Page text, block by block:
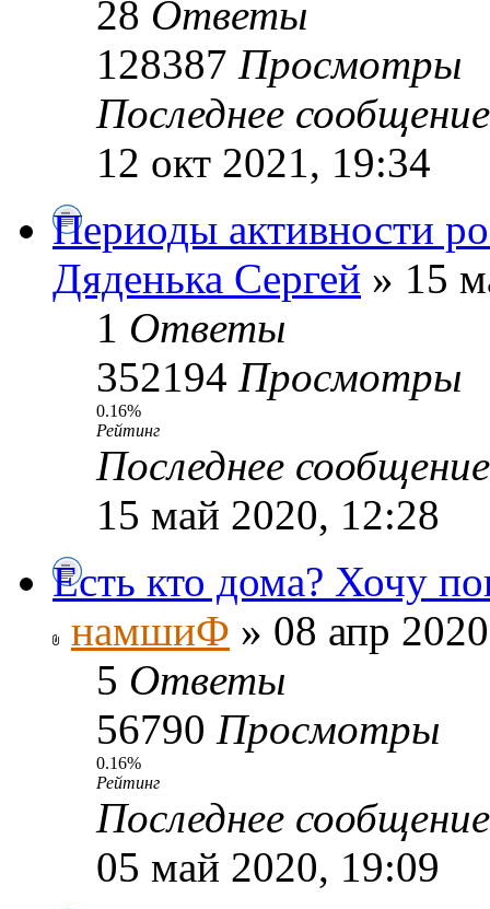
28 Ответы
128387 Просмотры
Последнее
12 окт 2021, 19:34
Периоды активности
Дяденька Сергей » 15
1 Ответы
352194 Просмотры
0.16%
Рейтинг
Последнее
15 май 2020, 12:28
Есть кто дома? Хочу
намшиФ » 08 апр
5 Ответы
56790 Просмотры
0.16%
Рейтинг
Последнее
05 май 2020, 19:09